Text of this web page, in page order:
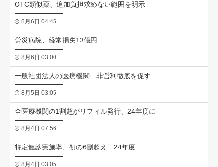
OTC類似薬、追加負担求めない範囲を明示
8月6日 04:45
労災病院、経常損失13億円
8月6日 03:00
一般社団法人の医療機関、非営利徹底を促す
8月5日 03:05
全医療機関の1割超がリフィル発行、24年度に
8月4日 07:56
特定健診実施率、初の6割超え 24年度
8月4日 03:05